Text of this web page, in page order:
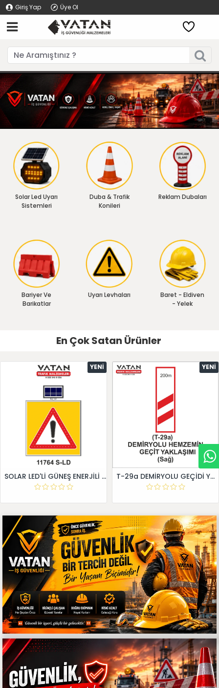
Giriş Yap Üye Ol
Solar Led Uyarı
Sistemleri
Duba & Trafik
Konileri
Reklam Dubaları
Bariyer Ve
Barikatlar
Uyarı Levhaları
Baret - Eldiven
- Yelek
En Çok Satan Ürünler
YENI
SOLAR LED'Lİ GÜNEŞ ENERJİLİ LEVHA
YENI
T-29a DEMİRYOLU GEÇİDİ YAKLAŞIM LEVHALARI (Sağ)